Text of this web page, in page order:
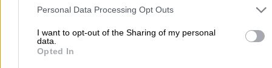
and may gather and store information including but not limited to
to Google and its third-party tags to use your data for below
purposes in below Google consent section.
Personal Data Processing Opt Outs
I want to opt-out of the Sharing of my personal
data.
Opted In
Κατ’ ευθείαν λοιπόν στο ... ψητό και εδώ έχουμε απ’ όλα!
μπριζόλες, μπιφτέκια, πίτα - γύρο, σουβλάκια, χοιρινό,
καλαμάκια, κοντοσούβλι, κοκορέτσι, παϊδάκια και άλλες
ψητονοστιμιές; Μήπως προετοιμάζεσαι για την Τσικνοπέμπτη